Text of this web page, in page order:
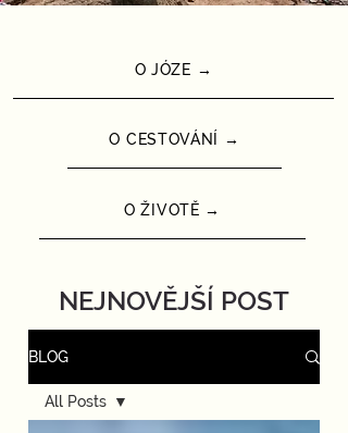
O JÓZE →
O CESTOVÁNÍ →
O ŽIVOTĚ →
NEJNOVĚJŠÍ POST
BLOG
All Posts